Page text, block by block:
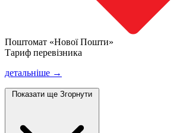
Поштомат «Нової Пошти»
Тариф перевізника
детальніше →
Показати ще Згорнути